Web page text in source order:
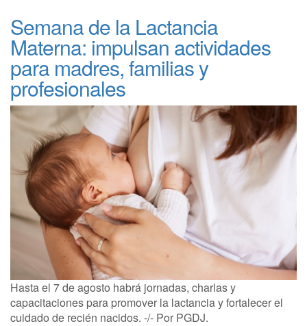
Semana de la Lactancia
Materna: impulsan actividades
para madres, familias y
profesionales
Hasta el 7 de agosto habrá jornadas, charlas y
capacitaciones para promover la lactancia y fortalecer el
cuidado de recién nacidos. -/- Por PGDJ.